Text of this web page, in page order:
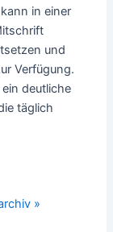
in einer
und
Verfügung.
deutliche
täglich
»